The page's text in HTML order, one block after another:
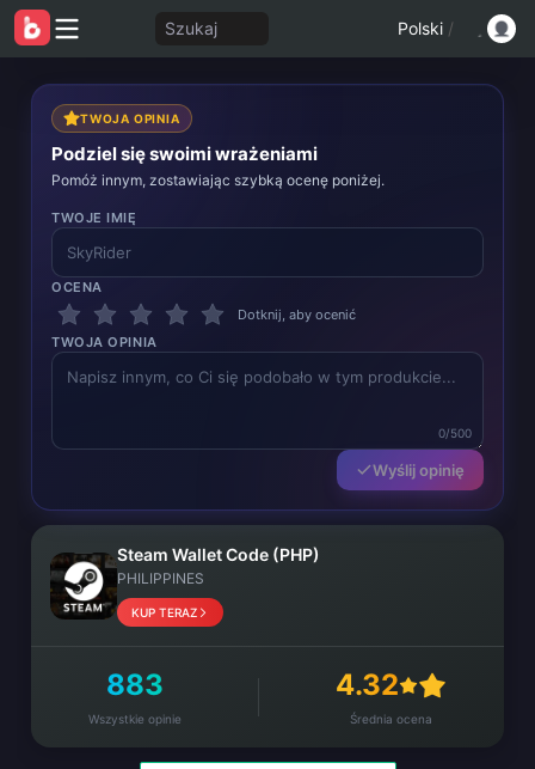
Szukaj Polski /
TWOJA OPINIA
Podziel się swoimi wrażeniami
Pomóż innym, zostawiając szybką ocenę poniżej.
TWOJE IMIĘ
OCENA
Dotknij, aby ocenić
TWOJA OPINIA
0/500
Wyślij opinię
Steam Wallet Code (PHP)
PHILIPPINES
KUP TERAZ
883
Wszystkie opinie
4.32
Średnia ocena